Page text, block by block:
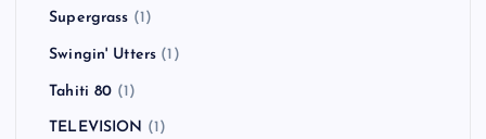
Supergrass (1)
Swingin' Utters (1)
Tahiti 80 (1)
TELEVISION (1)